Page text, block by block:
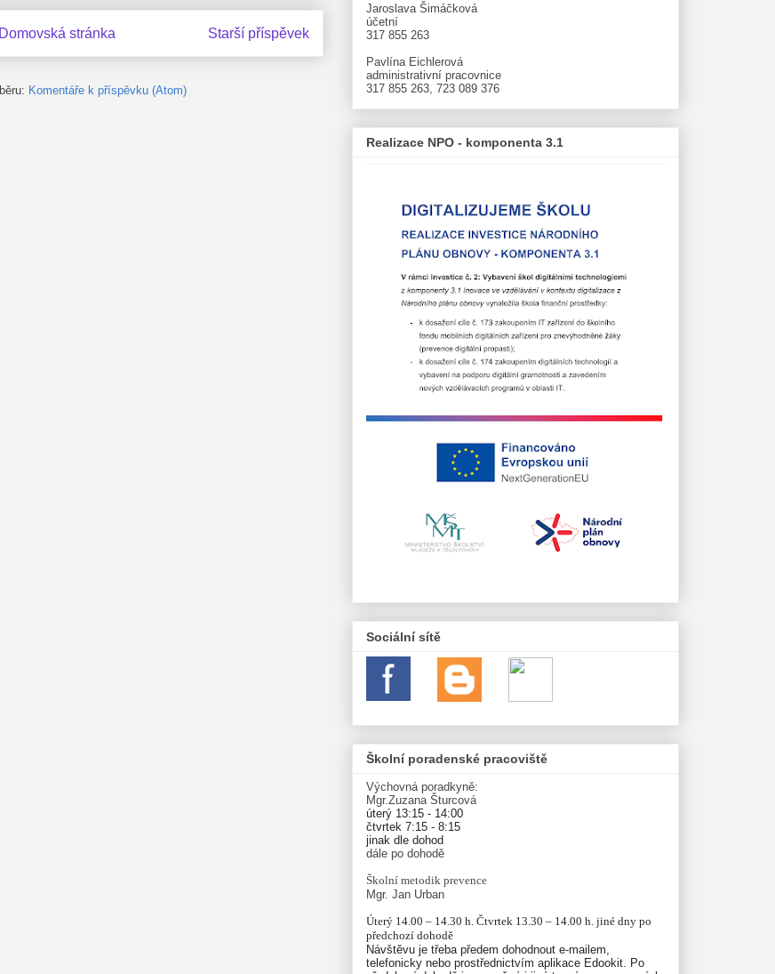
Starší příspěvek
Domovská stránka
Komentáře k příspěvku (Atom)
Jaroslava Šimáčková
účetní
317 855 263
Pavlína Eichlerová
administrativní pracovnice
317 855 263, 723 089 376
Realizace NPO - komponenta 3.1
Sociální sítě
Školní poradenské pracoviště
Výchovná poradkyně:
Mgr.Zuzana Šturcová
úterý 13:15 - 14:00
čtvrtek 7:15 - 8:15
jinak dle dohod
dále po dohodě
Školní metodik prevence
Mgr. Jan Urban
Úterý 14.00 – 14.30 h. Čtvrtek 13.30 – 14.00 h. jiné dny po
předchozí dohodě
Návštěvu je třeba předem dohodnout e-mailem,
telefonicky nebo prostřednictvím aplikace Edookit. Po